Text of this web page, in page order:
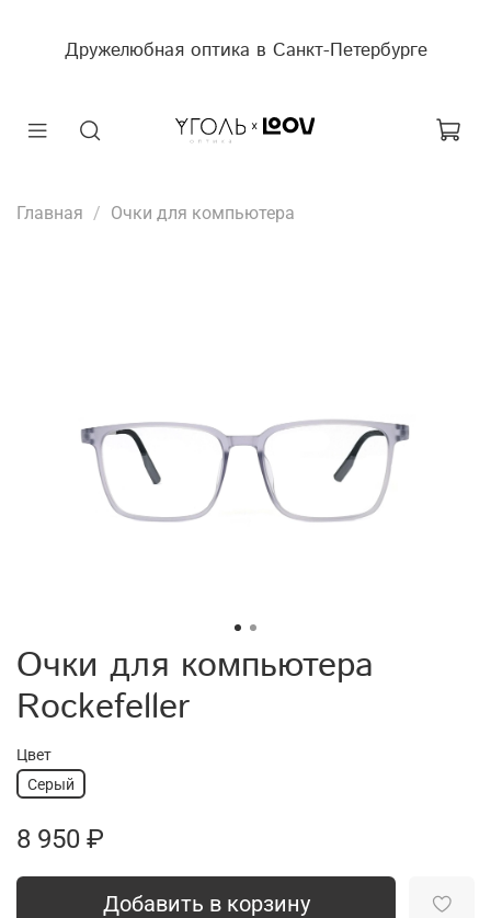
Дружелюбная оптика в Санкт-Петербурге
Главная Очки для компьютера
Очки для компьютера
Rockefeller
Цвет
Серый
8 950 ₽
Добавить в корзину